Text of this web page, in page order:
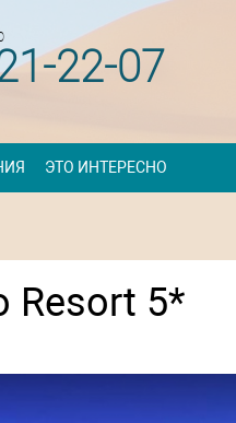
22-07
ЭТО ИНТЕРЕСНО
Resort 5*